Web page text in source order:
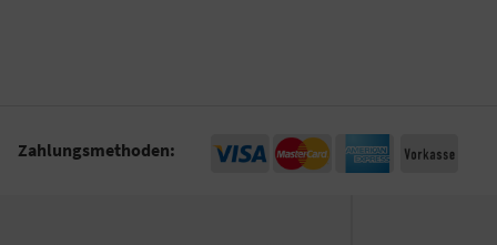
Zahlungsmethoden: